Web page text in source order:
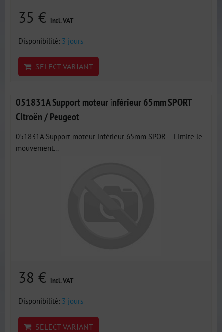
35 € incl. VAT
Disponibilité: 3 jours
SELECT VARIANT
051831A Support moteur inférieur 65mm SPORT
Citroën / Peugeot
051831A Support moteur inférieur 65mm SPORT - Limite le
mouvement...
38 € incl. VAT
Disponibilité: 3 jours
SELECT VARIANT